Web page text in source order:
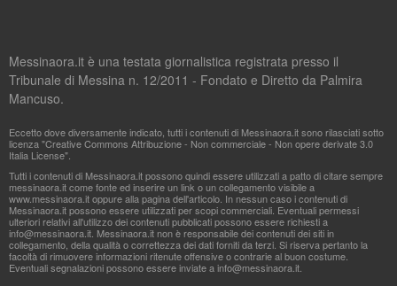
Messinaora.it è una testata giornalistica registrata presso il
Tribunale di Messina n. 12/2011 - Fondato e Diretto da Palmira
Mancuso.
Eccetto dove diversamente indicato, tutti i contenuti di Messinaora.it sono rilasciati sotto
licenza "Creative Commons Attribuzione - Non commerciale - Non opere derivate 3.0
Italia License".
Tutti i contenuti di Messinaora.it possono quindi essere utilizzati a patto di citare sempre
messinaora.it come fonte ed inserire un link o un collegamento visibile a
www.messinaora.it oppure alla pagina dell'articolo. In nessun caso i contenuti di
Messinaora.it possono essere utilizzati per scopi commerciali. Eventuali permessi
ulteriori relativi all'utilizzo dei contenuti pubblicati possono essere richiesti a
info@messinaora.it . Messinaora.it non è responsabile dei contenuti dei siti in
collegamento, della qualità o correttezza dei dati forniti da terzi. Si riserva pertanto la
facoltà di rimuovere informazioni ritenute offensive o contrarie al buon costume.
Eventuali segnalazioni possono essere inviate ainfo@messinaora.it